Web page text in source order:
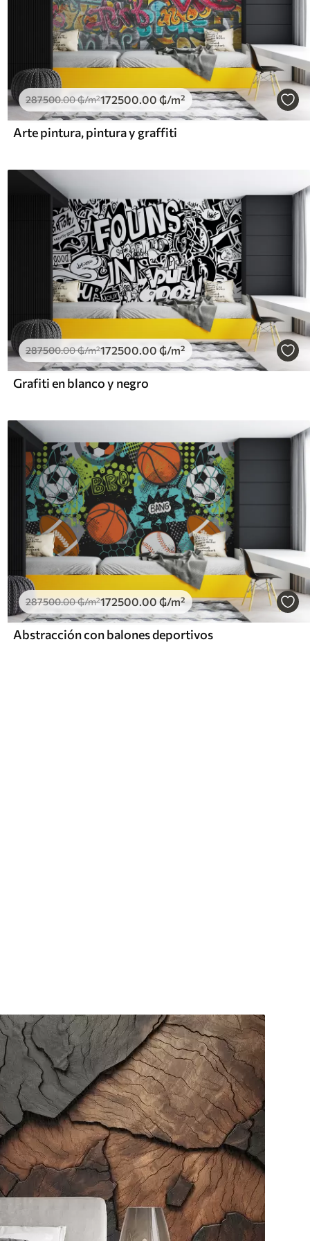
287500.00₲/m²172500 .00 ₲/m²
Arte pintura, pintura y graffiti
287500.00₲/m²172500.00 ₲/m²
Grafiti en blanco y negro
287500.00₲/m²172500.00₲/m²
Abstracción con balones deportivos